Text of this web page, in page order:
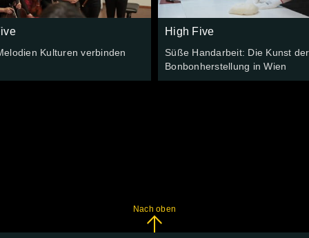
Kulturen verbinden
High Five
Süße Handarbeit: Die Kunst der
Bonbonherstellung in Wien
Nach oben